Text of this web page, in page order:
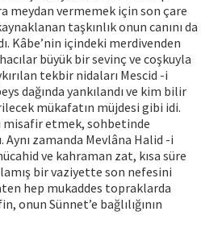
meydan vermemek için son çare
taşkınlık onun canını da
Kâbe’nin içindeki merdivenden
büyük bir sevinç ve coşkuyla
tekbir nidaları Mescid -i
dağında yankılandı ve kim bilir
mükafatın müjdesi gibi idi.
misafir etmek, sohbetinde
zamanda Mevlâna Halid -i
ve kahraman zat, kısa süre
bir vaziyette son nefesini
hep mukaddes topraklarda
onun Sünnet’e bağlılığının